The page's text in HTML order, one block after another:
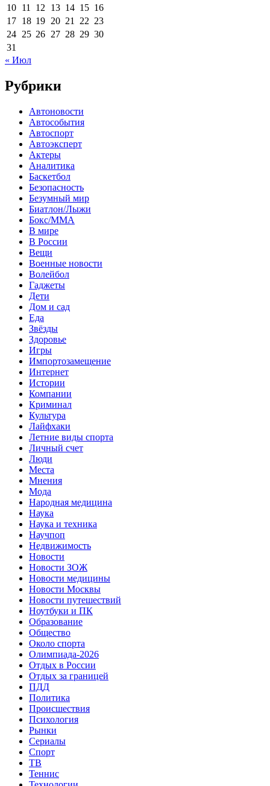
10 11 12 13 14 15 16
17 18 19 20 21 22 23
24 25 26 27 28 29 30
31
« Июл
Рубрики
Автоновости
Автособытия
Автоспорт
Автоэксперт
Актеры
Аналитика
Баскетбол
Безопасность
Безумный мир
Биатлон/Лыжи
Бокс/MMA
В мире
В России
Вещи
Военные новости
Волейбол
Гаджеты
Дети
Дом и сад
Еда
Звёзды
Здоровье
Игры
Импортозамещение
Интернет
Истории
Компании
Криминал
Культура
Лайфхаки
Летние виды спорта
Личный счет
Люди
Места
Мнения
Мода
Народная медицина
Наука
Наука и техника
Научпоп
Недвижимость
Новости
Новости ЗОЖ
Новости медицины
Новости Москвы
Новости путешествий
Ноутбуки и ПК
Образование
Общество
Около спорта
Олимпиада-2026
Отдых в России
Отдых за границей
ПДД
Политика
Происшествия
Психология
Рынки
Сериалы
Спорт
ТВ
Теннис